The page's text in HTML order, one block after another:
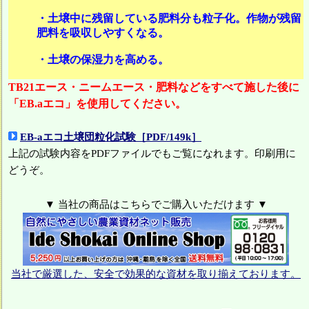
・土壌中に残留している肥料分も粒子化。作物が残留
肥料を吸収しやすくなる。
・土壌の保湿力を高める。
TB21エース・ニームエース・肥料などをすべて施した後に
「EB.aエコ」を使用してください。
EB-aエコ土壌団粒化試験［PDF/149k］
上記の試験内容をPDFファイルでもご覧になれます。印刷用に
どうぞ。
▼ 当社の商品はこちらでご購入いただけます ▼
当社で厳選した、安全で効果的な資材を取り揃えております。